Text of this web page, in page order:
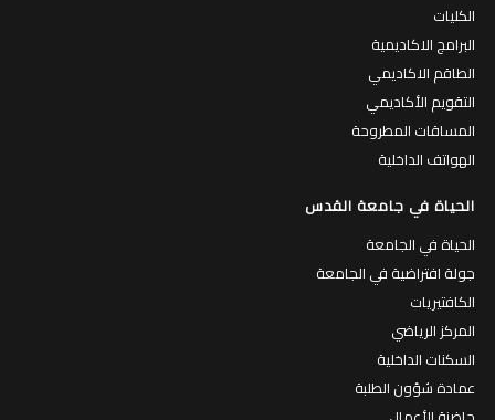
الكليات
البرامج الاكاديمية
الطاقم الاكاديمي
التقويم الأكاديمي
المساقات المطروحة
الهواتف الداخلية
الحياة في جامعة القدس
الحياة في الجامعة
جولة افتراضية في الجامعة
الكافتيريات
المركز الرياضي
السكنات الداخلية
عمادة شؤون الطلبة